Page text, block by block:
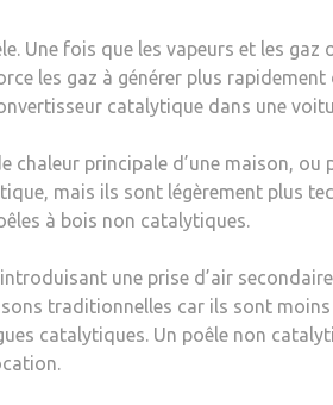
Une fois que les vapeurs et les gaz
les gaz à générer plus rapidement
catalytique dans une
chaleur principale d’une maison, ou
mais ils sont légèrement plus
à bois non catalytiques.
une prise d’air
traditionnelles car ils sont moins
catalytiques. Un poêle non